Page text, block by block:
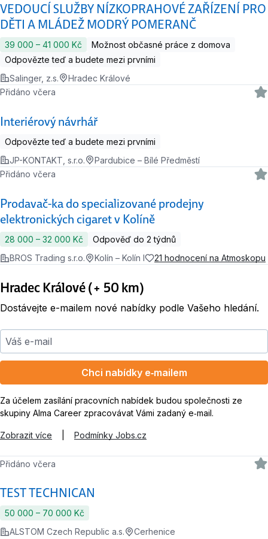
VEDOUCÍ SLUŽBY NÍZKOPRAHOVÉ ZAŘÍZENÍ PRO
DĚTI A MLÁDEŽ MODRÝ POMERANČ
39 000 ‍–‍ 41 000 Kč
Možnost občasné práce z domova
Odpovězte teď a budete mezi prvními
Salinger, z.s.
Hradec Králové
Interiérový návrhář
Přidáno včera
Odpovězte teď a budete mezi prvními
JP-KONTAKT, s.r.o.
Pardubice – Bílé Předměstí
Prodavač-ka do specializované prodejny
elektronických cigaret v Kolíně
Přidáno včera
28 000 ‍–‍ 32 000 Kč
Odpověď do 2 týdnů
BROS Trading s.r.o.
Kolín – Kolín I 21 hodnocení na Atmoskopu
Hradec Králové (+ 50 km)
Dostávejte e-mailem nové nabídky podle Vašeho hledání.
Váš e-mail
Chci nabídky e‑mailem
Za účelem zasílání pracovních nabídek budou společnosti ze
skupiny Alma Career zpracovávat Vámi zadaný e‑mail.
Zobrazit více Podmínky Jobs.cz
TEST TECHNICAN
Přidáno včera
50 000 ‍–‍ 70 000 Kč
ALSTOM Czech Republic a.s.
Cerhenice